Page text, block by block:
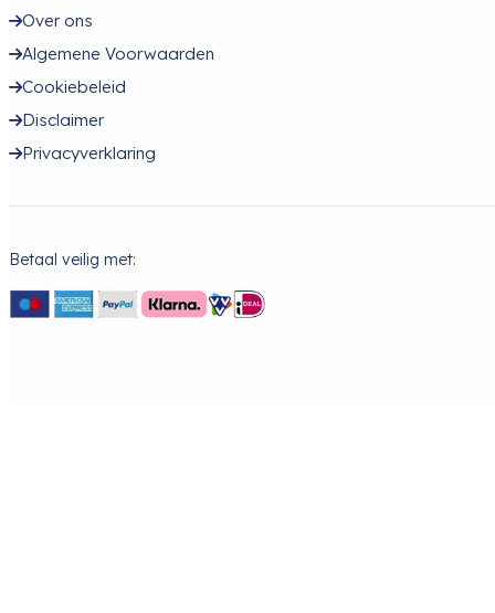
Over ons
Algemene Voorwaarden
Cookiebeleid
Disclaimer
Privacyverklaring
Betaal veilig met: